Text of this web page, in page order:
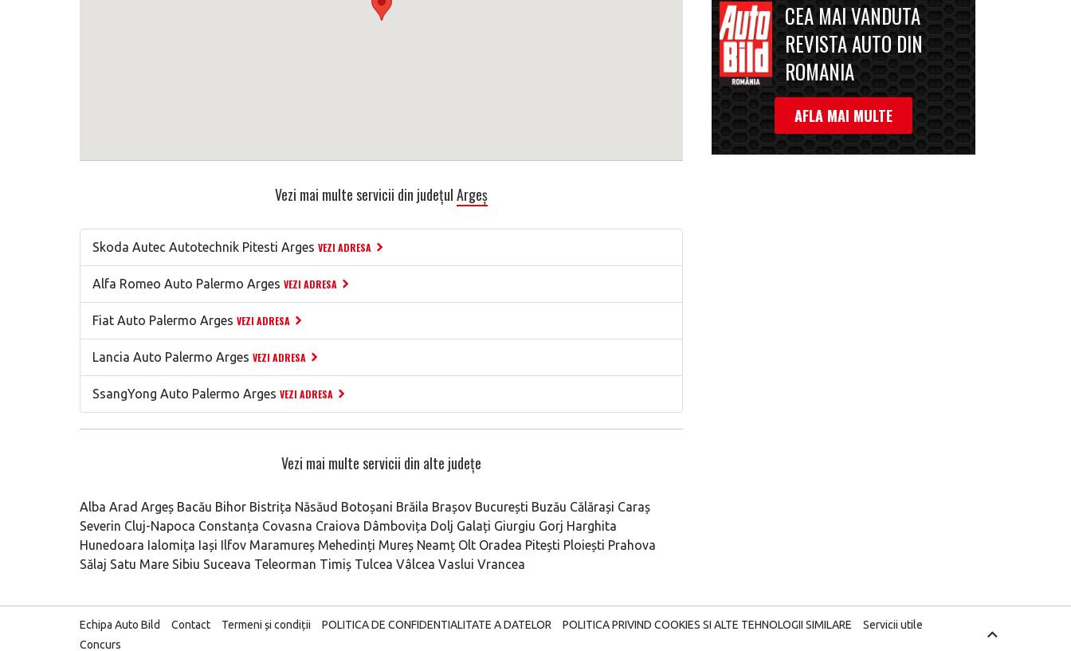
Vezi mai multe servicii din județulArgeș
Skoda Autec Autotechnik Pitesti Arges VEZI ADRESA
Alfa Romeo Auto Palermo Arges VEZI ADRESA
Fiat Auto Palermo Arges VEZI ADRESA
Lancia Auto Palermo Arges VEZI ADRESA
SsangYong Auto Palermo Arges VEZI ADRESA
Vezi mai multe servicii din alte județe
Alba Arad Argeș Bacău Bihor Bistrița Năsăud Botoșani Brăila Brașov București Buzău Călărași Caraș
Severin Cluj-Napoca Constanța Covasna Craiova Dâmbovița Dolj Galați Giurgiu Gorj Harghita
Hunedoara Ialomița Iași Ilfov Maramureș Mehedinți Mureș Neamț Olt Oradea Pitești Ploiești Prahova
Sălaj Satu Mare Sibiu Suceava Teleorman Timiș Tulcea Vâlcea Vaslui Vrancea
CEA MAI VANDUTA
REVISTA AUTO DIN
ROMANIA
AFLA MAI MULTE
Echipa Auto Bild Contact Termeni și condiții POLITICA DE CONFIDENTIALITATE A DATELOR POLITICA PRIVIND COOKIES SI ALTE TEHNOLOGII SIMILARE
Servicii utile
Concurs